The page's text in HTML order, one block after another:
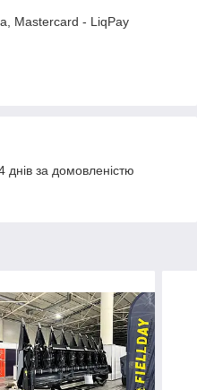
Mastercard - LiqPay
за домовленістю